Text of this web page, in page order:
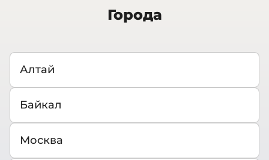
Города
Алтай
Байкал
Москва